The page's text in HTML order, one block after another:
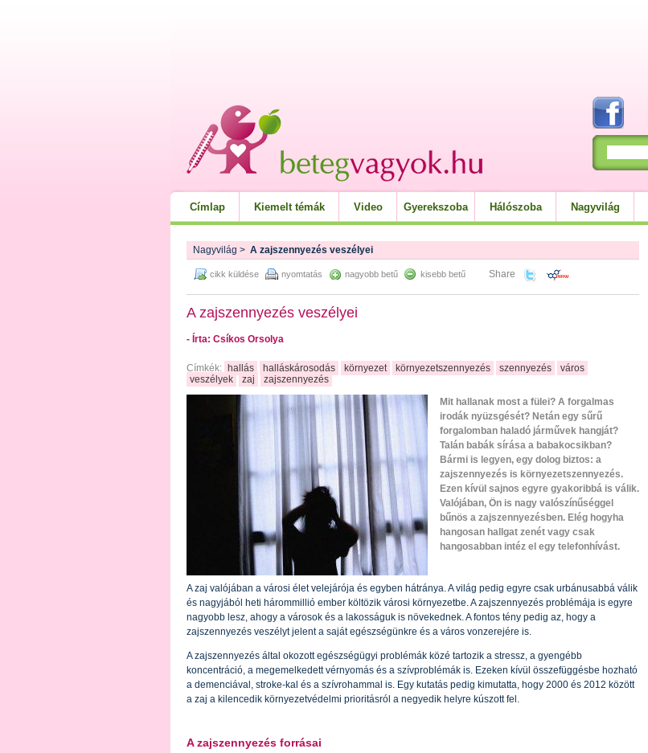
Címlap Kiemelt témák Video Gyerekszoba Hálószoba Nagyvilág
Nagyvilág > A zajszennyezés veszélyei
Share
cikk küldése nyomtatás nagyobb betű kisebb betű
A zajszennyezés veszélyei
- Írta: Csíkos Orsolya
Címkék: hallás halláskárosodás környezet környezetszennyezés szennyezés
város
veszélyek
zaj
zajszennyezés
Mit hallanak most a fülei? A forgalmas
irodák nyüzsgését? Netán egy sűrű
forgalomban haladó járművek hangját?
Talán babák sírása a babakocsikban?
Bármi is legyen, egy dolog biztos: a
zajszennyezés is környezetszennyezés.
Ezen kívül sajnos egyre gyakoribbá is válik.
Valójában, Ön is nagy valószínűséggel
bűnös a zajszennyezésben. Elég hogyha
hangosan hallgat zenét vagy csak
hangosabban intéz el egy telefonhívást.
A zaj valójában a városi élet velejárója és egyben hátránya. A világ pedig egyre csak urbánusabbá válik
és nagyjából heti hárommillió ember költözik városi környezetbe. A zajszennyezés problémája is egyre
nagyobb lesz, ahogy a városok és a lakosságuk is növekednek. A fontos tény pedig az, hogy a
zajszennyezés veszélyt jelent a saját egészségünkre és a város vonzerejére is.
A zajszennyezés által okozott egészségügyi problémák közé tartozik a stressz, a gyengébb
koncentráció, a megemelkedett vérnyomás és a szívproblémák is. Ezeken kívül összefüggésbe hozható
a demenciával, stroke-kal és a szívrohammal is. Egy kutatás pedig kimutatta, hogy 2000 és 2012 között
a zaj a kilencedik környezetvédelmi prioritásról a negyedik helyre kúszott fel.
A zajszennyezés forrásai